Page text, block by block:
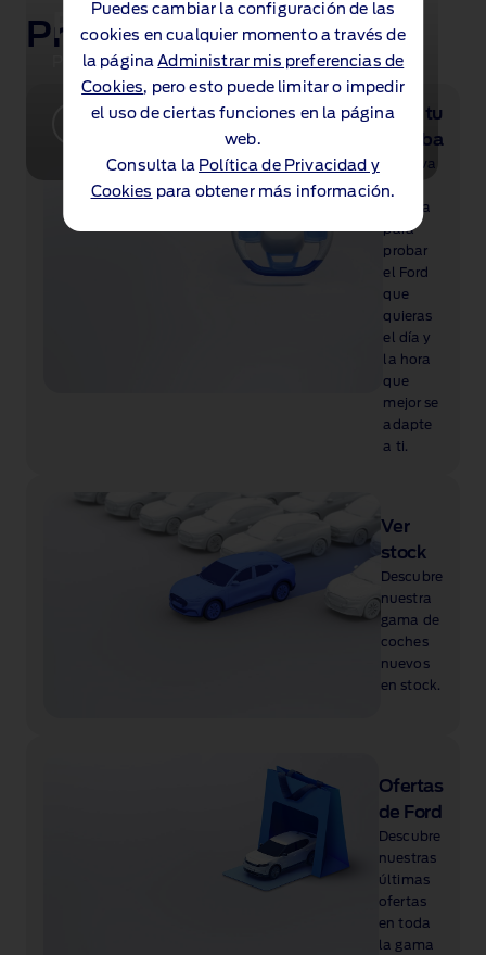
Puedes cambiar la configuración de las
cookies en cualquier momento a través de
la páginaAdministrar mis preferencias de
Cookies, pero esto puede limitar o impedir
el uso de ciertas funciones en la página
web.
Consulta la Política de Privacidad y
Cookies para obtener más información.
Ford Mustang GTD
Potencia de superdeportivo, alma de Mustang.
Próximos pasos
Pide tu
prueba
Reserva
una
prueba
para
probar
el Ford
que
quieras
el día y
la hora
que
mejor se
adapte
a ti.
Ver
stock
Descubre
nuestra
gama de
coches
nuevos
en stock.
Ofertas
de Ford
Descubre
nuestras
últimas
ofertas
en toda
la gama